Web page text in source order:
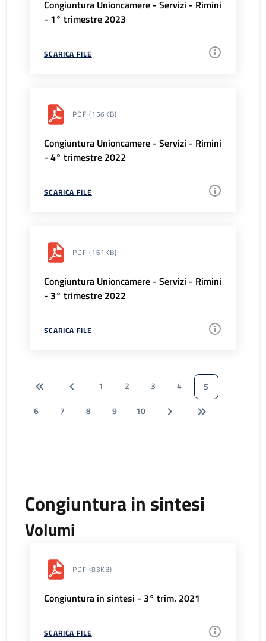
Congiuntura Unioncamere - Servizi - Rimini
- 1° trimestre 2023
SCARICA FILE
PDF (156KB)
Congiuntura Unioncamere - Servizi - Rimini
- 4° trimestre 2022
SCARICA FILE
PDF (161KB)
Congiuntura Unioncamere - Servizi - Rimini
- 3° trimestre 2022
SCARICA FILE
1 2 3 4
5
6
7 8 9 10
Congiuntura in sintesi
Volumi
PDF (83KB)
Congiuntura in sintesi - 3° trim. 2021
SCARICA FILE